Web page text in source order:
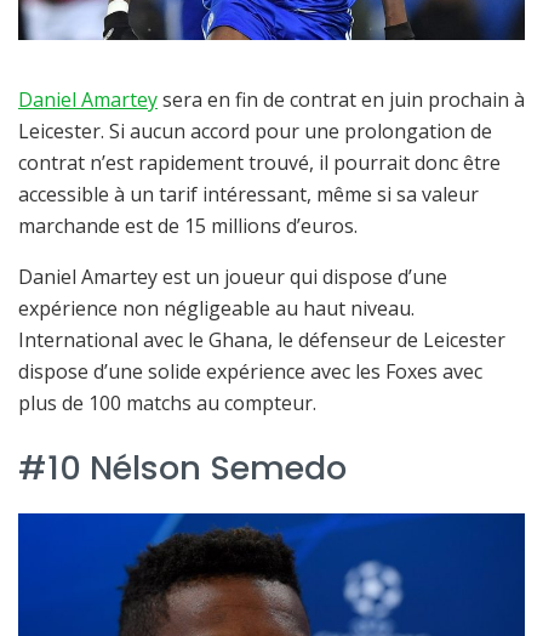
Daniel Amarteysera en fin de contrat en juin prochain à
Leicester. Si aucun accord pour une prolongation de
contrat n’est rapidement trouvé, il pourrait donc être
accessible à un tarif intéressant, même si sa valeur
marchande est de 15 millions d’euros.
Daniel Amartey est un joueur qui dispose d’une
expérience non négligeable au haut niveau.
International avec le Ghana, le défenseur de Leicester
dispose d’une solide expérience avec les Foxes avec
plus de 100 matchs au compteur.
#10 Nélson Semedo